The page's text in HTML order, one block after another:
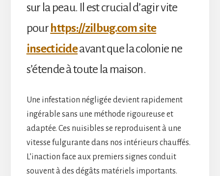
sur la peau. Il est crucial d’agir vite
pourhttps://zilbug.com site
insecticideavant que la colonie ne
s’étende à toute la maison.
Une infestation négligée devient rapidement
ingérable sans une méthode rigoureuse et
adaptée. Ces nuisibles se reproduisent à une
vitesse fulgurante dans nos intérieurs chauffés.
L’inaction face aux premiers signes conduit
souvent à des dégâts matériels importants.